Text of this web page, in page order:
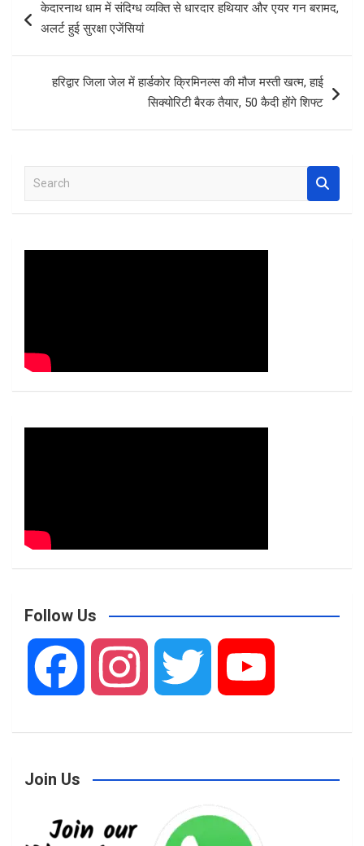
o
k
A
p
t
navigation
केदारनाथ धाम में संदिग्ध व्यक्ति से धारदार हथियार और एयर गन बरामद,
अलर्ट हुई सुरक्षा एजेंसियां
हरिद्वार जिला जेल में हार्डकोर क्रिमिनल्स की मौज मस्ती खत्म, हाई
सिक्योरिटी बैरक तैयार, 50 कैदी होंगे शिफ्ट
a
Follow Us
e
s i u
Join Us